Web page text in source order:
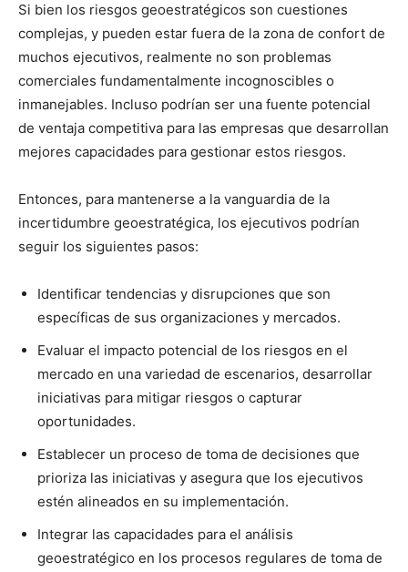
Si bien los riesgos geoestratégicos son cuestiones
complejas, y pueden estar fuera de la zona de confort de
muchos ejecutivos, realmente no son problemas
comerciales fundamentalmente incognoscibles o
inmanejables. Incluso podrían ser una fuente potencial
de ventaja competitiva para las empresas que desarrollan
mejores capacidades para gestionar estos riesgos.
Entonces, para mantenerse a la vanguardia de la
incertidumbre geoestratégica, los ejecutivos podrían
seguir los siguientes pasos:
Identificar tendencias y disrupciones que son
específicas de sus organizaciones y mercados.
Evaluar el impacto potencial de los riesgos en el
mercado en una variedad de escenarios, desarrollar
iniciativas para mitigar riesgos o capturar
oportunidades.
Establecer un proceso de toma de decisiones que
prioriza las iniciativas y asegura que los ejecutivos
estén alineados en su implementación.
Integrar las capacidades para el análisis
geoestratégico en los procesos regulares de toma de